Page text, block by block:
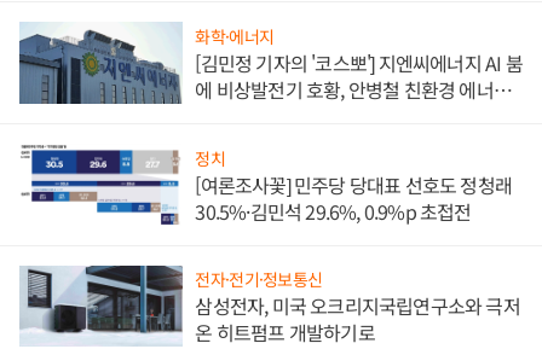
화학·에너지
[김민정 기자의 '코스뽀'] 지엔씨에너지 AI 붐
에 비상발전기 호황, 안병철 친환경 에너지
정치
[여론조사꽃] 민주당 당대표 선호도 정청래
30.5%·김민석 29.6%, 0.9%p 초접전
전자·전기·정보통신
삼성전자, 미국 오크리지국립연구소와 극저
온 히트펌프 개발하기로